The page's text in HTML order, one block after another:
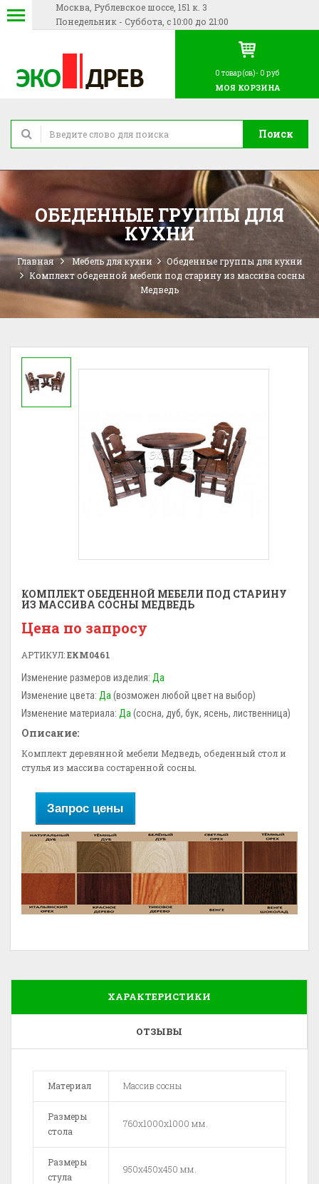
Москва, Рублевское шоссе, 151 к. 3
Понедельник - Суббота, с 10:00 до 21:00
Поиск
0 товар(ов)- 0 руб
МОЯ КОРЗИНА
ОБЕДЕННЫЕ ГРУППЫ ДЛЯ
КУХНИ
Главная Мебель для кухни
Обеденные группы для кухни
Комплект обеденной мебели под старину из массива сосны
Медведь
КОМПЛЕКТ ОБЕДЕННОЙ МЕБЕЛИ ПОД СТАРИНУ
ИЗ МАССИВА СОСНЫ МЕДВЕДЬ
Цена по запросу
АРТИКУЛ:ЕКМ0461
Изменение размеров изделия: Да
Изменение цвета: Да (возможен любой цвет на выбор)
Изменение материала: Да (сосна, дуб, бук, ясень, лиственница)
Описание:
Комплект деревянной мебели Медведь, обеденный стол и
стулья из массива состаренной сосны.
Запрос цены
ХАРАКТЕРИСТИКИ
ОТЗЫВЫ
Материал Массив сосны
Размеры
стола
760x1000x1000 мм.
Размеры
стула
950x450x450 мм.